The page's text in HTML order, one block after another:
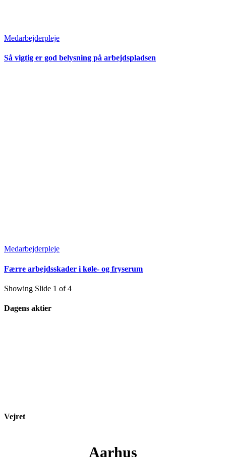
Medarbejderpleje
Så vigtig er god belysning på arbejdspladsen
Medarbejderpleje
Færre arbejdsskader i køle- og fryserum
Showing Slide 1 of 4
Dagens aktier
Vejret
Aarhus